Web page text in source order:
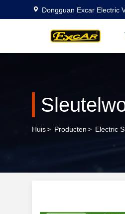
Dongguan Excar Electric
Huis> Producten> Electric